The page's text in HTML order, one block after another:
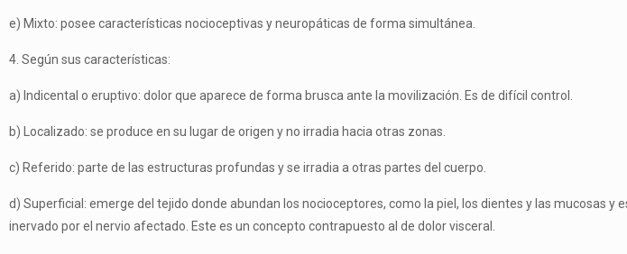
e) Mixto: posee características nocioceptivas y neuropáticas de forma si­multánea.
4. Según sus características:
a) Indicental o eruptivo: dolor que aparece de forma brusca ante la movili­zación. Es de difícil control.
b) Localizado: se produce en su lugar de origen y no irradia hacia otras zo­nas.
c) Referido: parte de las estructuras profundas y se irradia a otras partes del cuerpo.
d) Superficial: emerge del tejido donde abundan los nocioceptores, como la piel, los dientes y las mucosas
inervado por el nervio afectado. Este es un concepto contrapuesto al de dolor visceral.